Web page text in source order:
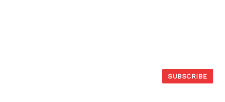
SUBSCRIBE